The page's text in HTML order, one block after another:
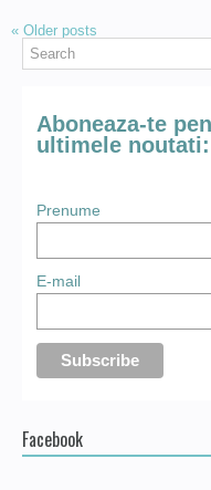
« Older posts
Aboneaza-te
ultimele noutati:
Prenume
E-mail
Facebook